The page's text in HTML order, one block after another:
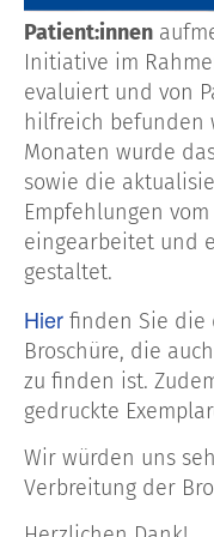
Patient:innen
Initiative im
evaluiert und von
hilfreich befunden
Monaten wurde
sowie die
Empfehlungen
eingearbeitet und
gestaltet.
Hier finden Sie die
Broschüre, die
zu finden ist.
gedruckte
Wir würden uns
Verbreitung der